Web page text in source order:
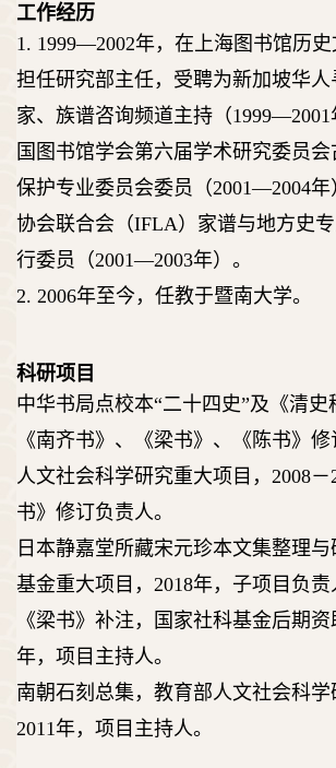
工作经历
1. 1999—2002年，在上海图书馆历史
担任研究部主任，受聘为新加坡华
家、族谱咨询频道主持（1999—2001
国图书馆学会第六届学术研究委员
保护专业委员会委员（2001—2004年
协会联合会（IFLA）家谱与地方史
行委员（2001—2003年）。
2. 2006年至今，任教于暨南大学。
科研项目
中华书局点校本“二十四史”及《清史
《南齐书》、《梁书》、《陈书》
人文社会科学研究重大项目， 2008－
书》修订负责人。
日本静嘉堂所藏宋元珍本文集整理
基金重大项目， 2018年，子项目负责
《梁书》补注，国家社科基金后期资
年，项目主持人。
南朝石刻总集，教育部人文社会科学
2011年，项目主持人。